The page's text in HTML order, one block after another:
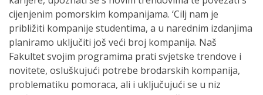
cijenjenim pomorskim kompanijama. ‘Cilj nam je
približiti kompanije studentima, a u narednim izdanjima
planiramo uključiti još veći broj kompanija. Naš
Fakultet svojim programima prati svjetske trendove i
novitete, osluškujući potrebe brodarskih kompanija,
problematiku pomoraca, ali i uključujući se u niz